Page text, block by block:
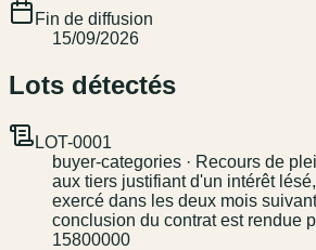
Fin de diffusion
15/09/2026
Lots détectés
LOT-0001
buyer-categories · Recours de
aux tiers justifiant d'un intérêt
exercé dans les deux mois
conclusion du contrat est rendue
15800000